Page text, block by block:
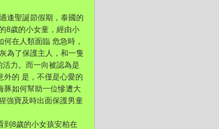
逢聖誕節假期，泰國的
8歲的小女童，經由小
在人類面臨 危急時，
為了保護主人，和一隻
力。而一向被認為是
外的 是，不僅是心愛的
豚如何幫助一位慘遭大
強寶及時出面保護男童
到8歲的小女孩安柏在